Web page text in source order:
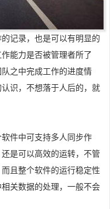
记录，也是可以有明显的
能力是否被管理者所了
之中完成工作的进度情
识，不想落于人后的，就
件中可支持多人同步作
是可以高效的运转，不管
且整个软件的运行稳定性
关数据的处理，一般不会